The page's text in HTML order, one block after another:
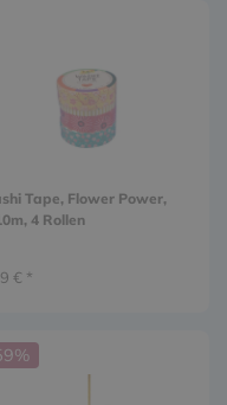
Tape, Flower Power,
4 Rollen
€ *